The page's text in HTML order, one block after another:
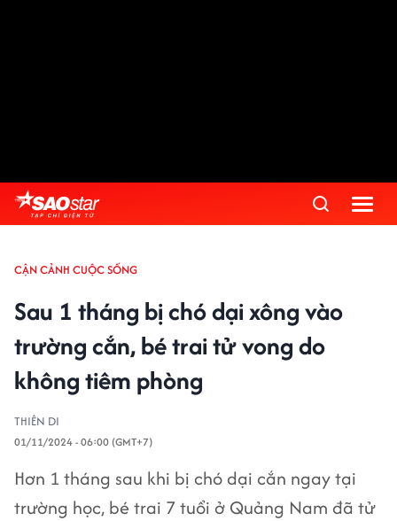
CẬN CẢNH CUỘC SỐNG
Sau 1 tháng bị chó dại xông vào
trường cắn, bé trai tử vong do
không tiêm phòng
THIÊN DI
01/11/2024 - 06:00 (GMT+7)
Hơn 1 tháng sau khi bị chó dại cắn ngay tại
trường học, bé trai 7 tuổi ở Quảng Nam đã tử